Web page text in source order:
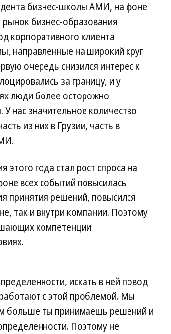
бизнес-школы АМИ, на фоне
рынок бизнес-образования
корпоративного клиента
направленные на широкий круг
очередь снизился интерес к
за границу, и у
люди более осторожно
нас значительное количество
из них в Грузии, часть в
года стал рост спроса на
всех событий повысилась
принятия решений, повысился
так и внутри компании. Поэтому
компетенции
искать в ней повод
с этой проблемой. Мы
больше ты принимаешь решений и
Поэтому не